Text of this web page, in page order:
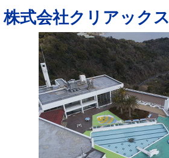
株式会社クリアックス